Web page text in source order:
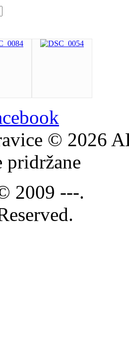
© 2026
pridržane
2009 ---.